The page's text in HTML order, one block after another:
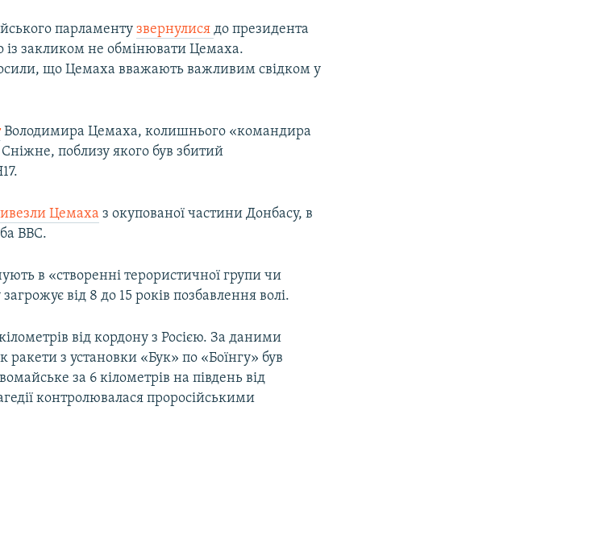
парламентузвернулисядо президента
із закликом не обмінювати Цемаха.
що Цемаха вважають важливим свідком у
Володимира Цемаха, колишнього «командира
поблизу якого був збитий
Цемаха з окупованої частини Донбасу, в
ВВС.
в «створенні терористичної групи чи
від 8 до 15 років позбавлення волі.
від кордону з Росією. За даними
ракети з установки «Бук» по «Боїнгу» був
за 6 кілометрів на південь від
контролювалася проросійськими